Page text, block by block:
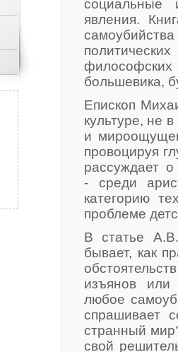
социальные
явления.
большевика,
Епископ
культуре, не
и
провоцируя
рассуждает
- среди
категорию
проблеме
В статье
бывает, как
изъянов или
любое
спрашивает
странный
свой